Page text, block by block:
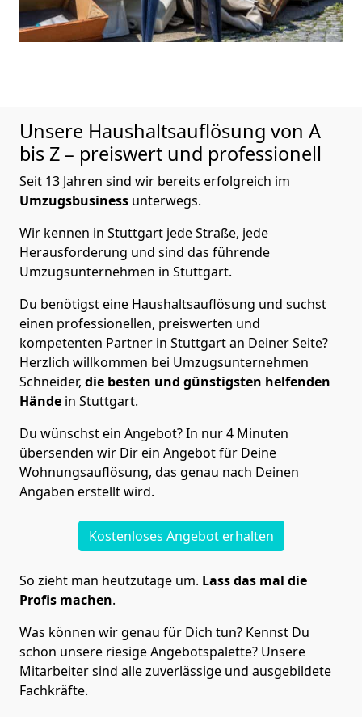
Unsere Haushaltsauflösung von A
bis Z – preiswert und professionell
Seit 13 Jahren sind wir bereits erfolgreich im
Umzugsbusiness unterwegs.
Wir kennen in Stuttgart jede Straße, jede
Herausforderung und sind das führende
Umzugsunternehmen in Stuttgart.
Du benötigst eine Haushaltsauflösung und suchst
einen professionellen, preiswerten und
kompetenten Partner in Stuttgart an Deiner Seite?
Herzlich willkommen bei Umzugsunternehmen
Schneider, die besten und günstigsten helfenden
Hände in Stuttgart.
Du wünschst ein Angebot? In nur 4 Minuten
übersenden wir Dir ein Angebot für Deine
Wohnungsauflösung, das genau nach Deinen
Angaben erstellt wird.
Kostenloses Angebot erhalten
So zieht man heutzutage um. Lass das mal die
Profis machen.
Was können wir genau für Dich tun? Kennst Du
schon unsere riesige Angebotspalette? Unsere
Mitarbeiter sind alle zuverlässige und ausgebildete
Fachkräfte.